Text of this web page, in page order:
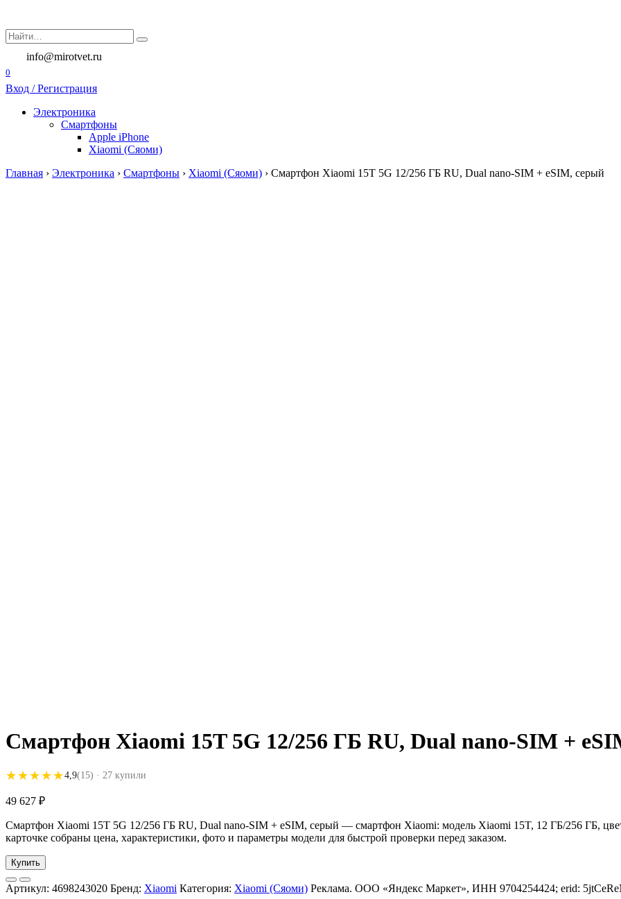
содержанию
Search
for:
info@mirotvet.ru
0
Вход / Регистрация
Электроника
Смартфоны
Apple iPhone
Xiaomi (Сяоми)
Главная › Электроника › Смартфоны › Xiaomi (Сяоми) › Смартфон Xiaomi 15T 5G 12/256 ГБ RU, Dual nano-SIM + eSIM, серый
Смартфон Xiaomi 15T 5G 12/256 ГБ RU, Dual nano-SIM +
★★★★★
★★★★★4,9(15) · 27 купили
49 627 ₽
Смартфон Xiaomi 15T 5G 12/256 ГБ RU, Dual nano-SIM + eSIM, серый — смартфон Xiaomi: модель Xiaomi 15T, 12 ГБ/256 ГБ,
карточке собраны цена, характеристики, фото и параметры модели для быстрой проверки перед заказом.
Купить
Артикул: 4698243020 Бренд: Xiaomi Категория: Xiaomi (Сяоми) Реклама. ООО «Яндекс Маркет», ИНН 9704254424; erid: